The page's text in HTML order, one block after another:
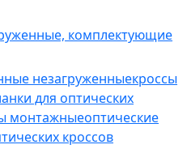
комплектующие
незагруженныекроссы
для оптических
монтажныеоптические
кроссов